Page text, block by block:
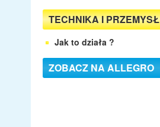
TECHNIKA I PRZEMYSŁ
Jak to działa ?
ZOBACZ NA ALLEGRO